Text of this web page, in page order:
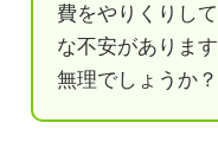
費をやりくりし
な不安がありま
無理でしょうか？